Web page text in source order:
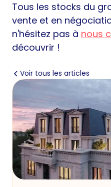
Tous les stocks du
vente et en
n'hésitez pas à nous
découvrir !
Voir tous les articles